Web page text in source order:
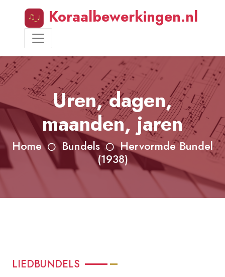
Koraalbewerkingen.nl
Uren, dagen,
maanden, jaren
Home Bundels
Hervormde Bundel
(1938)
LIEDBUNDELS